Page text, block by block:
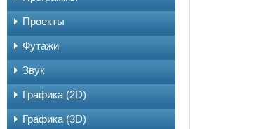
Проекты
Футажи
Звук
Графика (2D)
Графика (3D)